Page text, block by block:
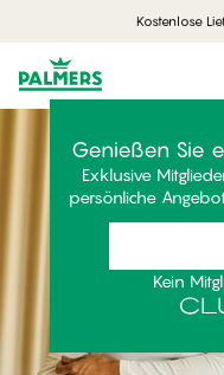
Kostenlose